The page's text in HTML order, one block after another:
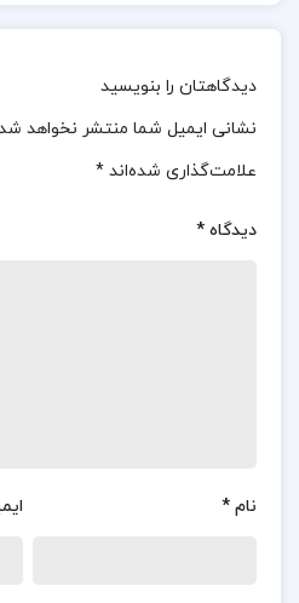
جمعی بدل می شوند. به
حال گذار، با تمام تناقض ها و
📌 فهرست مطالب کتاب به
دیدگاهتان را بنویسید
نشانی ایمیل شما منتشر نخواهد
علامت‌گذاری شده‌اند *
دیدگاه *
نام *